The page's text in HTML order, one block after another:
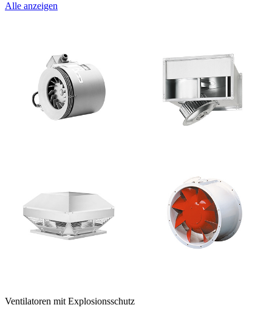
Alle anzeigen
Ventilatoren mit Explosionsschutz